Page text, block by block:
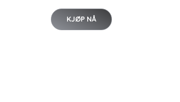
KJØP NÅ